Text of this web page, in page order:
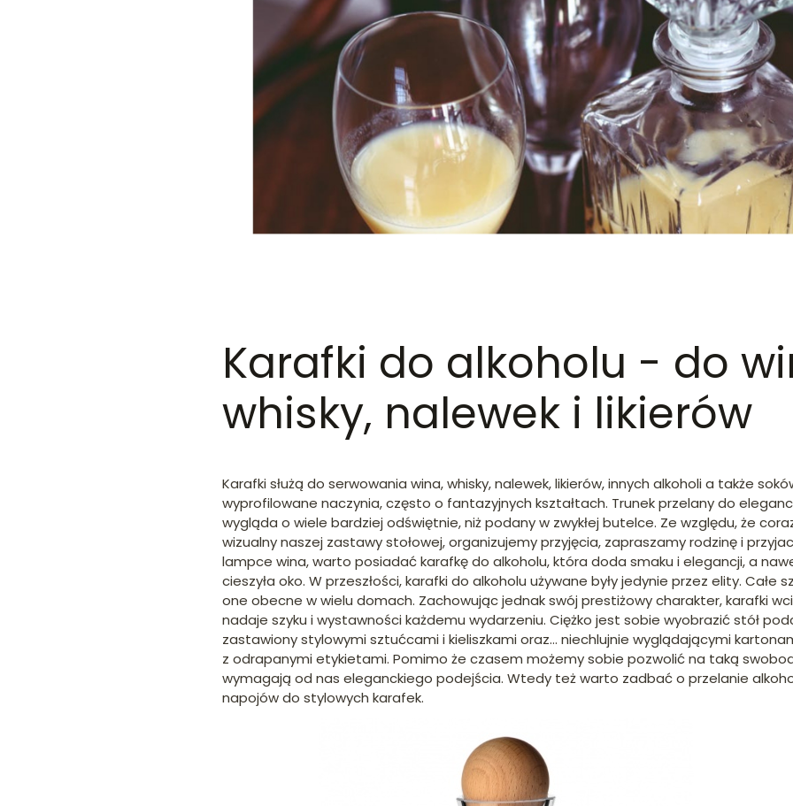
Karafki do alkoholu - do
whisky, nalewek i likierów
Karafki służą do serwowania wina, whisky, nalewek, likierów, innych alkoholi a także
wyprofilowane naczynia, często o fantazyjnych kształtach. Trunek przelany do
wygląda o wiele bardziej odświętnie, niż podany w zwykłej butelce. Ze względu, że
wizualny naszej zastawy stołowej, organizujemy przyjęcia, zapraszamy rodzinę i
lampce wina, warto posiadać karafkę do alkoholu, która doda smaku i elegancji, a
cieszyła oko. W przeszłości, karafki do alkoholu używane były jedynie przez elity. Całe
one obecne w wielu domach. Zachowując jednak swój prestiżowy charakter, karafki
nadaje szyku i wystawności każdemu wydarzeniu. Ciężko jest sobie wyobrazić stół
zastawiony stylowymi sztućcami i kieliszkami oraz… niechlujnie wyglądającymi
z odrapanymi etykietami. Pomimo że czasem możemy sobie pozwolić na taką
wymagają od nas eleganckiego podejścia. Wtedy też warto zadbać o przelanie
napojów do stylowych karafek.